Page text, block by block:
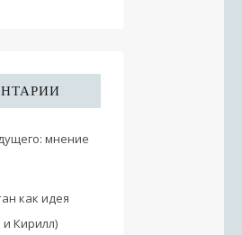
мнение
как идея
Кирилл)